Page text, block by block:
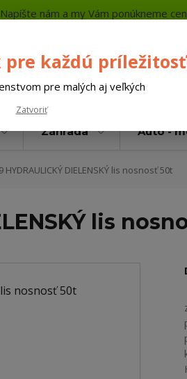
nám a my Vám ponúkneme
Záhrada Auto -
HYDRAULICKÝ DIELENSKÝ lis nosnosť 50t
lis
pre každú
pre malých aj veľkých
Zatvoriť